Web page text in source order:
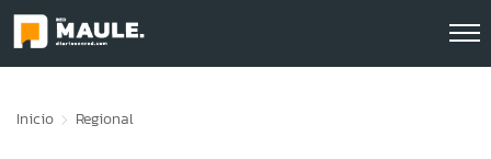
Inicio Regional